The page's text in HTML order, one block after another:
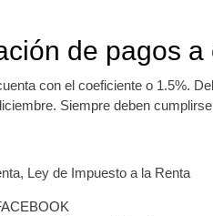
de pagos
con el coeficiente o 1.5%.
Siempre deben
Ley de Impuesto a la Renta